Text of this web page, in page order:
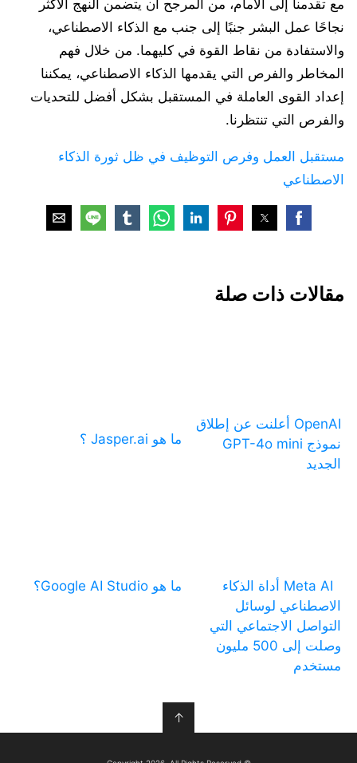
مع تقدمنا إلى الأمام، من المرجح أن يتضمن النهج الأكثر
نجاحًا عمل البشر جنبًا إلى جنب مع الذكاء الاصطناعي،
والاستفادة من نقاط القوة في كليهما. من خلال فهم
المخاطر والفرص التي يقدمها الذكاء الاصطناعي، يمكننا
إعداد القوى العاملة في المستقبل بشكل أفضل للتحديات
والفرص التي تنتظرنا.
مستقبل العمل وفرص التوظيف في ظل ثورة الذكاء
الاصطناعي
مقالات ذات صلة
OpenAI أعلنت عن إطلاق
نموذج GPT-4o mini
الجديد
ما هو Jasper.ai ؟
Meta AI أداة الذكاء
الاصطناعي لوسائل
التواصل الاجتماعي التي
وصلت إلى 500 مليون
مستخدم
ما هو Google AI Studio؟
↑